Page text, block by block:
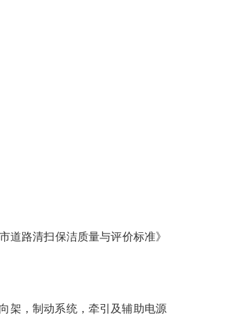
道路清扫保洁质量与评价标准》
架，制动系统，牵引及辅助电源